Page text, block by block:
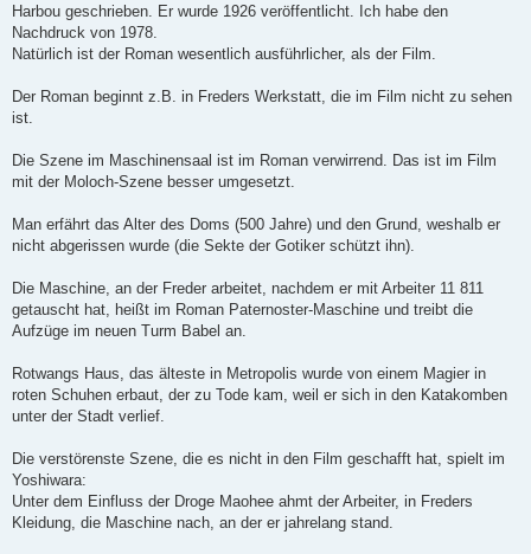
r
a
Harbou geschrieben. Er wurde 1926 veröffentlicht. Ich habe den
Nachdruck von 1978.
Natürlich ist der Roman wesentlich ausführlicher, als der Film.
Der Roman beginnt z.B. in Freders Werkstatt, die im Film nicht zu sehen
ist.
Die Szene im Maschinensaal ist im Roman verwirrend. Das ist im Film
mit der Moloch-Szene besser umgesetzt.
Man erfährt das Alter des Doms (500 Jahre) und den Grund, weshalb er
nicht abgerissen wurde (die Sekte der Gotiker schützt ihn).
Die Maschine, an der Freder arbeitet, nachdem er mit Arbeiter 11 811
getauscht hat, heißt im Roman Paternoster-Maschine und treibt die
Aufzüge im neuen Turm Babel an.
Rotwangs Haus, das älteste in Metropolis wurde von einem Magier in
roten Schuhen erbaut, der zu Tode kam, weil er sich in den Katakomben
unter der Stadt verlief.
Die verstörenste Szene, die es nicht in den Film geschafft hat, spielt im
Yoshiwara:
Unter dem Einfluss der Droge Maohee ahmt der Arbeiter, in Freders
Kleidung, die Maschine nach, an der er jahrelang stand.